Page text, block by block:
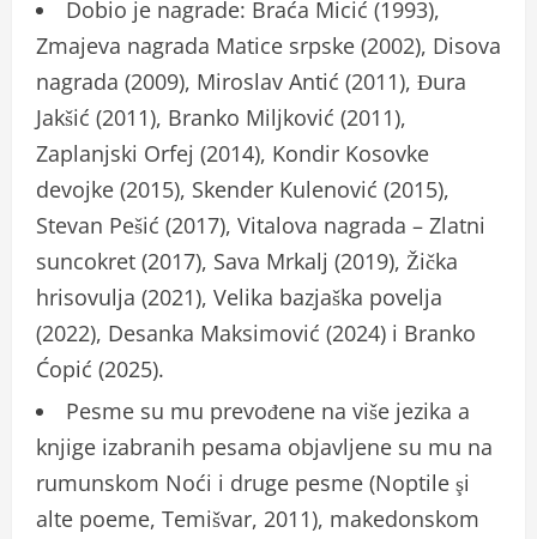
Dobio je nagrade: Braća Micić (1993),
Zmajeva nagrada Matice srpske (2002), Disova
nagrada (2009), Miroslav Antić (2011), Đura
Jakšić (2011), Branko Miljković (2011),
Zaplanjski Orfej (2014), Kondir Kosovke
devojke (2015), Skender Kulenović (2015),
Stevan Pešić (2017), Vitalova nagrada – Zlatni
suncokret (2017), Sava Mrkalj (2019), Žička
hrisovulja (2021), Velika bazjaška povelja
(2022), Desanka Maksimović (2024) i Branko
Ćopić (2025).
Pesme su mu prevođene na više jezika a
knjige izabranih pesama objavljene su mu na
rumunskom Noći i druge pesme (Noptile şi
alte poeme, Temišvar, 2011), makedonskom